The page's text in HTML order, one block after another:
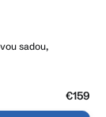
sadou,
€159